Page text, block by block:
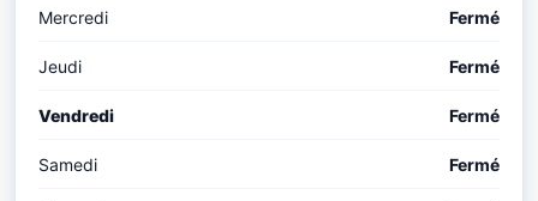
Mercredi Fermé
Jeudi Fermé
Vendredi Fermé
Samedi Fermé